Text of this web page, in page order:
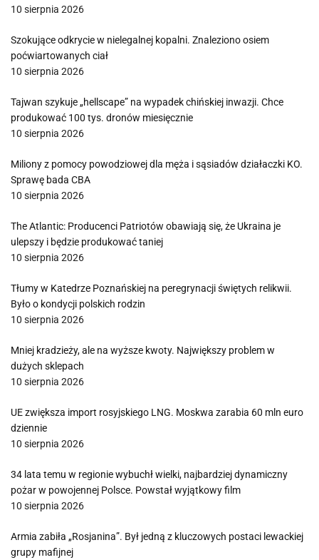
10 sierpnia 2026
Szokujące odkrycie w nielegalnej kopalni. Znaleziono osiem
poćwiartowanych ciał
10 sierpnia 2026
Tajwan szykuje „hellscape” na wypadek chińskiej inwazji. Chce
produkować 100 tys. dronów miesięcznie
10 sierpnia 2026
Miliony z pomocy powodziowej dla męża i sąsiadów działaczki KO.
Sprawę bada CBA
10 sierpnia 2026
The Atlantic: Producenci Patriotów obawiają się, że Ukraina je
ulepszy i będzie produkować taniej
10 sierpnia 2026
Tłumy w Katedrze Poznańskiej na peregrynacji świętych relikwii.
Było o kondycji polskich rodzin
10 sierpnia 2026
Mniej kradzieży, ale na wyższe kwoty. Największy problem w
dużych sklepach
10 sierpnia 2026
UE zwiększa import rosyjskiego LNG. Moskwa zarabia 60 mln euro
dziennie
10 sierpnia 2026
34 lata temu w regionie wybuchł wielki, najbardziej dynamiczny
pożar w powojennej Polsce. Powstał wyjątkowy film
10 sierpnia 2026
Armia zabiła „Rosjanina”. Był jedną z kluczowych postaci lewackiej
grupy mafijnej